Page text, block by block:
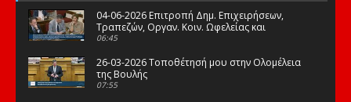
04-06-2026 Επιτροπή Δημ. Επιχειρήσεων,
Τραπεζών, Οργαν. Κοιν. Ωφελείας και
Φορέων Κοινων. Ασφάλισης
06:45
26-03-2026 Τοποθέτησή μου στην Ολομέλεια
της Βουλής
07:55